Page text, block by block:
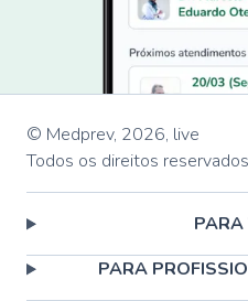
© Medprev, 2026, live
Todos os direitos reservados
PARA
PARA